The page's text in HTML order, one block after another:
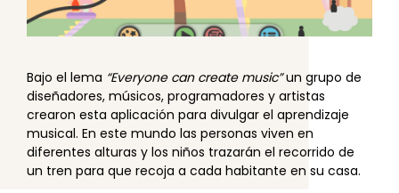
Bajo el lema “Everyone can create music”un grupo de
diseñadores, músicos, programadores y artistas
crearon esta aplicación para divulgar el aprendizaje
musical. En este mundo las personas viven en
diferentes alturas y los niños trazarán el recorrido de
un tren para que recoja a cada habitante en su casa.